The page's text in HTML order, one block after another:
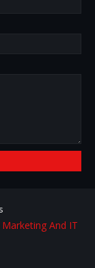
And IT